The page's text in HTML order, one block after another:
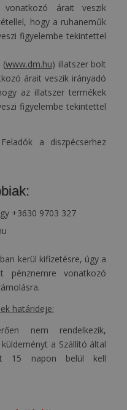
vonatkozó árait veszik
hogy a ruhaneműk
figyelembe tekintettel
(www.dm.hu) illatszer bolt
árait veszik irányadó
az illatszer termékek
figyelembe tekintettel
a diszpécserhez
+3630 9703 327
kerül kifizetésre, úgy a
vonatkozó
határideje:
nem rendelkezik,
a Szállító által
15 napon belül kell